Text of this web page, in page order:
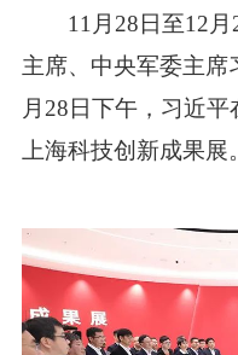
11月28日至12月2
主席、中央军委主席
月28日下午，习近
上海科技创新成果